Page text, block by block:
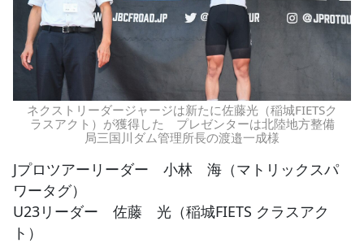
ネクストリーダージャージは新たに佐藤光（稲城FIETSク
ラスアクト）が獲得した プレゼンターは北陸地方整備
局三国川ダム管理所長の渡邉一成様
Jプロツアーリーダー 小林 海（マトリックスパ
ワータグ）
U23リーダー 佐藤 光（稲城FIETS クラスアク
ト）